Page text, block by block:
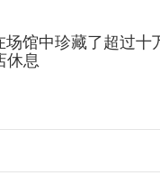
馆中珍藏了超过
休息